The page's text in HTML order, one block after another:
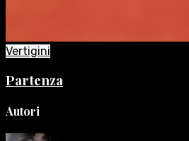
Vertigini
Partenza
Autori